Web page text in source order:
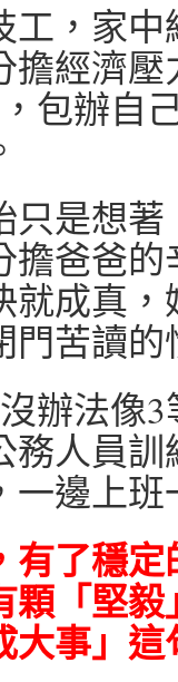
工，家
擔經濟
包辦自
只是想
擔爸爸
就成真
門苦讀
辦法像
務人員
一邊上
有了穩
顆「堅
大事」